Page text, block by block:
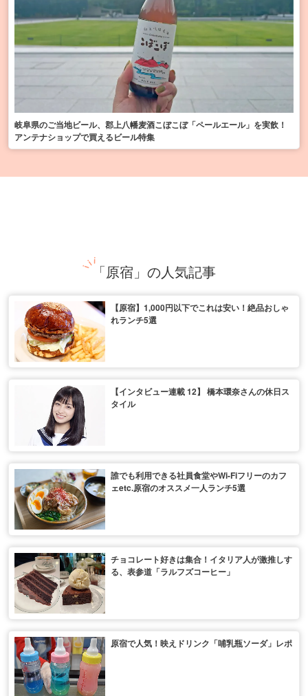
岐阜県のご当地ビール、郡上八幡麦酒こぼこぼ「ペールエール」を実飲！
アンテナショップで買えるビール特集
「原宿」の人気記事
【原宿】1,000円以下でこれは安い！絶品おしゃ
れランチ5選
【インタビュー連載 12】 橋本環奈さんの休日ス
タイル
誰でも利用できる社員食堂やWi-Fiフリーのカフ
ェetc.原宿のオススメ一人ランチ5選
チョコレート好きは集合！イタリア人が激推しす
る、表参道「ラルフズコーヒー」
原宿で人気！映えドリンク「哺乳瓶ソーダ」レポ